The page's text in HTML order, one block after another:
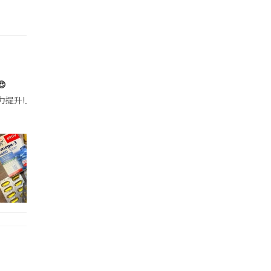
帶的行動電源機身已標示「10000mAh」，卻仍被要求當場丟
提升!｣ 長時間對住電腦､剪片寫稿,成日覺得眼睛乾澀､腦袋好似｢斷